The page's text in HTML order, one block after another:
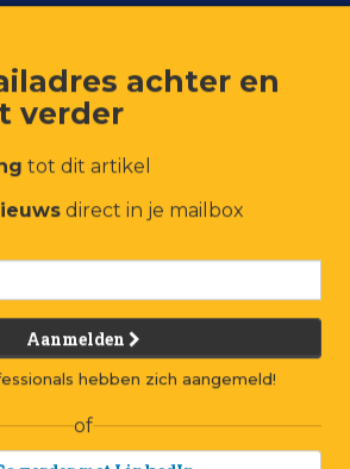
achter en
tot dit artikel
Aanmelden
of